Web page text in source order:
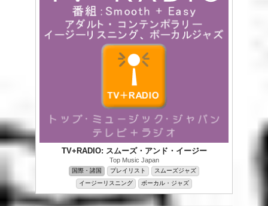
TV+RADIO: スムーズ・アンド・イージー
Top Music Japan
国際・諸国 プレイリスト
スムーズジャズ
イージーリスニング
ボーカル・ジャズ